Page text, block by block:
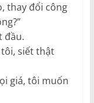
thay đổi công
đầu.
siết thật
giá, tôi muốn